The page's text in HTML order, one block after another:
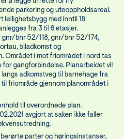
å legge til rette for ny
parkering og uteoppholdsareal.
leilighetsbygg med inntil 18
fra 3 til 6 etasjer.
gnr/bnr 52/118, gnr/bnr 52/174,
biladkomst og
Området i mot friområdet i nord tas
for gangforbindelse. Planarbeidet vil
adkomstveg til barnehage fra
friområde gjennom planområdet i
til overordnede plan.
avgjort at saken ikke faller
parter og høringsinstanser,